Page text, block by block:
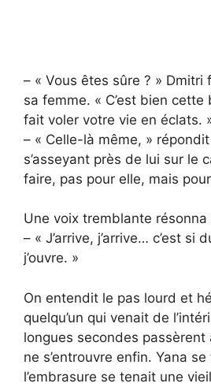
– « Vous êtes sûre ? » Dmitri
sa femme. « C’est bien
fait voler votre vie en éclats.
– « Celle-là même, »
s’asseyant près de lui sur le
faire, pas pour elle, mais
Une voix tremblante
– « J’arrive, j’arrive… c’est si
j’ouvre. »
On entendit le pas lourd et
quelqu’un qui venait de
longues secondes
ne s’entrouvre enfin. Yana
l’embrasure se tenait une